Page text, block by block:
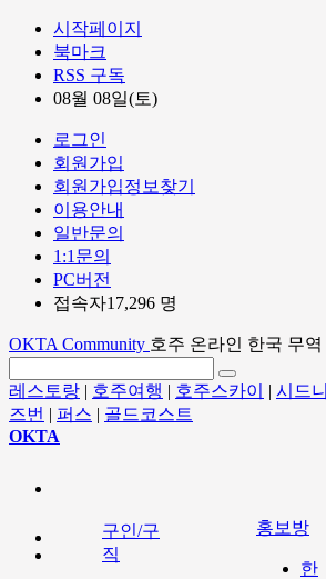
시작페이지
북마크
RSS 구독
08월 08일(토)
로그인
회원가입
회원가입정보찾기
이용안내
일반문의
1:1문의
PC버전
접속자17,296 명
OKTA Community 호주 온라인 한국 무역
레스토랑 | 호주여행 | 호주스카이 | 시드니
즈번 | 퍼스 | 골드코스트
OKTA
구인/구
직
홍보방
한